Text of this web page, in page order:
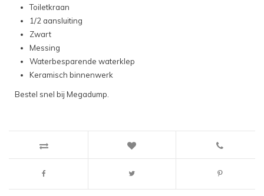
Toiletkraan
1/2 aansluiting
Zwart
Messing
Waterbesparende waterklep
Keramisch binnenwerk
Bestel snel bij Megadump.